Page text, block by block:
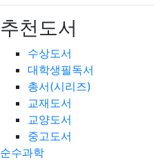
추천도서
수상도서
대학생필독서
총서(시리즈)
교재도서
교양도서
중고도서
순수과학